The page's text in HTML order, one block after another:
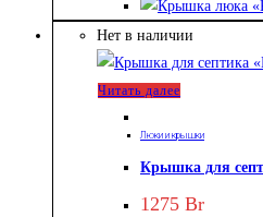
Нет в наличии
Читать далее
Люки и крышки
Крышка для
1275 Br